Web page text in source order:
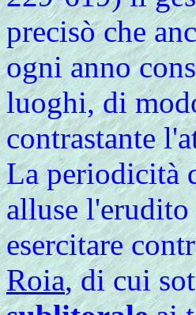
precisò che
ogni anno
luoghi, di
contrastante
La periodicità
alluse
esercitare
Roia, di cui